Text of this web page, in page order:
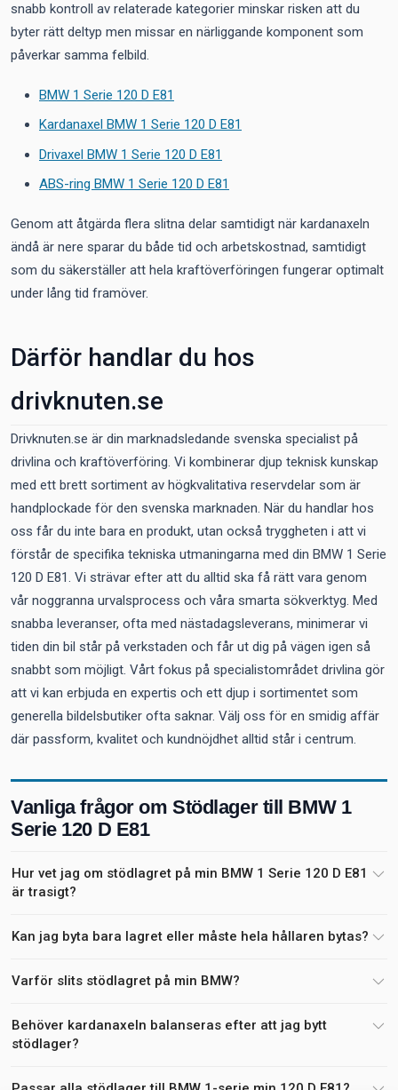
snabb kontroll av relaterade kategorier minskar risken att du
byter rätt deltyp men missar en närliggande komponent som
påverkar samma felbild.
BMW 1 Serie 120 D E81
Kardanaxel BMW 1 Serie 120 D E81
Drivaxel BMW 1 Serie 120 D E81
ABS-ring BMW 1 Serie 120 D E81
Genom att åtgärda flera slitna delar samtidigt när kardanaxeln
ändå är nere sparar du både tid och arbetskostnad, samtidigt
som du säkerställer att hela kraftöverföringen fungerar optimalt
under lång tid framöver.
Därför handlar du hos
drivknuten.se
Drivknuten.se är din marknadsledande svenska specialist på
drivlina och kraftöverföring. Vi kombinerar djup teknisk kunskap
med ett brett sortiment av högkvalitativa reservdelar som är
handplockade för den svenska marknaden. När du handlar hos
oss får du inte bara en produkt, utan också tryggheten i att vi
förstår de specifika tekniska utmaningarna med din BMW 1 Serie
120 D E81. Vi strävar efter att du alltid ska få rätt vara genom
vår noggranna urvalsprocess och våra smarta sökverktyg. Med
snabba leveranser, ofta med nästadagsleverans, minimerar vi
tiden din bil står på verkstaden och får ut dig på vägen igen så
snabbt som möjligt. Vårt fokus på specialistområdet drivlina gör
att vi kan erbjuda en expertis och ett djup i sortimentet som
generella bildelsbutiker ofta saknar. Välj oss för en smidig affär
där passform, kvalitet och kundnöjdhet alltid står i centrum.
Vanliga frågor om Stödlager till BMW 1
Serie 120 D E81
Hur vet jag om stödlagret på min BMW 1 Serie 120 D E81
är trasigt?
Kan jag byta bara lagret eller måste hela hållaren bytas?
Varför slits stödlagret på min BMW?
Behöver kardanaxeln balanseras efter att jag bytt
stödlager?